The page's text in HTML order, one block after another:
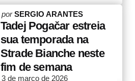
Posted
by
porSERGIO ARANTES
Tadej Pogačar estreia
sua temporada na
Strade Bianche neste
fim de semana
3 de março de 2026